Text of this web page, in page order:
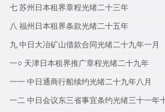
七 苏州日本租界章程光绪二十三年
八 福州日本租界条款光绪二十五年
九 中日大冶矿山借款合同光绪二十九年一月
一○ 天津日本租界推广章程光绪二十九年
一一 中日通商行船续约光绪二十九年八月
一二 中日会议东三省事宜条约光绪三十一年